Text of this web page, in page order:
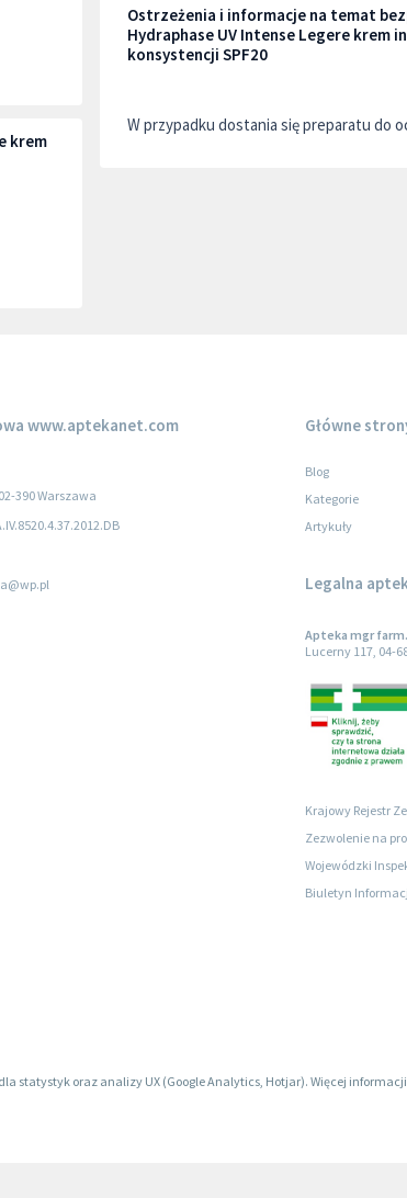
krem
Ostrzeżenia i informacje na temat
Hydraphase UV Intense Legere krem
konsystencji SPF20
W przypadku dostania się preparatu do
www.aptekanet.com
390 Warszawa
Główne
Blog
Kategorie
Artykuły
Legalna
Apteka mgr
Lucerny 117, 04-
Krajowy Rejestr
Zezwolenie na
Wojewódzki
Biuletyn
statystyk oraz analizy UX (Google Analytics, Hotjar). Więcej